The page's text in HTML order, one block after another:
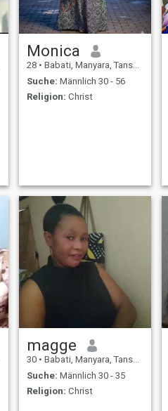
Monica
28 • Babati, Manyara, Tansania
Suche: Männlich 30 - 56
Religion: Christ
magge
30 • Babati, Manyara, Tansania
Suche: Männlich 30 - 35
Religion: Christ